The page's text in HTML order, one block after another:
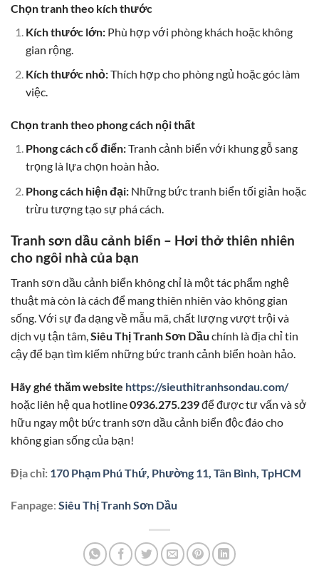
Chọn tranh theo kích thước
Kích thước lớn:Phù hợp với phòng khách hoặc không
gian rộng.
Kích thước nhỏ:Thích hợp cho phòng ngủ hoặc góc làm
việc.
Chọn tranh theo phong cách nội thất
Phong cách cổ điển:Tranh cảnh biển với khung gỗ sang
trọng là lựa chọn hoàn hảo.
Phong cách hiện đại:Những bức tranh biển tối giản hoặc
trừu tượng tạo sự phá cách.
Tranh sơn dầu cảnh biển – Hơi thở thiên nhiên
cho ngôi nhà của bạn
Tranh sơn dầu cảnh biển không chỉ là một tác phẩm nghệ
thuật mà còn là cách để mang thiên nhiên vào không gian
sống. Với sự đa dạng về mẫu mã, chất lượng vượt trội và
dịch vụ tận tâm,Siêu Thị Tranh Sơn Dầu chính là địa chỉ tin
cậy để bạn tìm kiếm những bức tranh cảnh biển hoàn hảo.
Hãy ghé thăm website https://sieuthitranhsondau.com/
hoặc liên hệ qua hotline0936.275.239để được tư vấn và sở
hữu ngay một bức tranh sơn dầu cảnh biển độc đáo cho
không gian sống của bạn!
Địa chỉ: 170 Phạm Phú Thứ, Phường 11, Tân Bình, TpHCM
Fanpage: Siêu Thị Tranh Sơn Dầu